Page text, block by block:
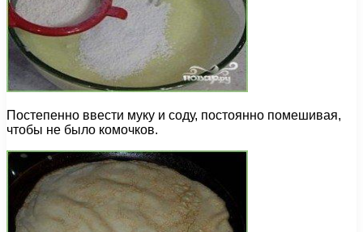
Постепенно ввести муку и соду, постоянно помешивая,
чтобы не было комочков.